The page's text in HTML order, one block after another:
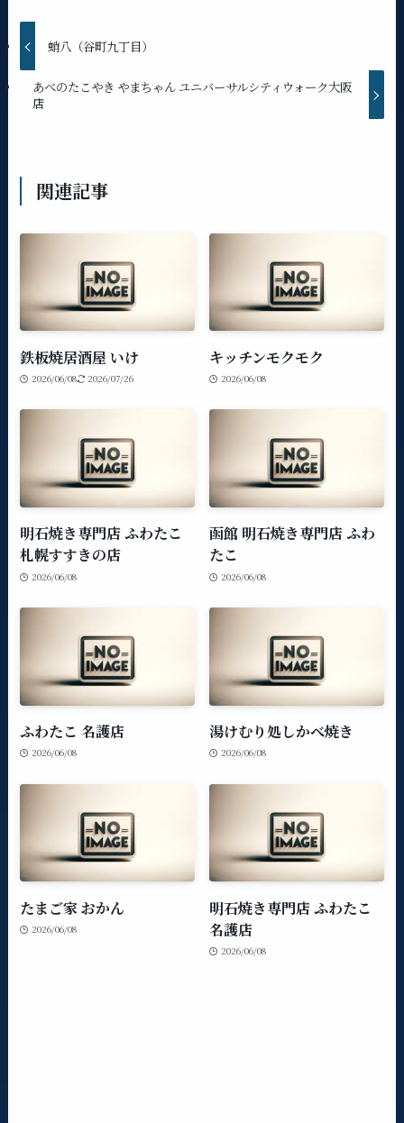
蛸八（谷町九丁目）
あべのたこやき やまちゃん ユニバーサルシティウォーク大阪
店
関連記事
鉄板焼居酒屋 いけ
2026/06/08 2026/07/26
キッチンモクモク
2026/06/08
明石焼き専門店 ふわたこ
札幌すすきの店
2026/06/08
函館 明石焼き専門店 ふわ
たこ
2026/06/08
ふわたこ 名護店
2026/06/08
湯けむり処しかべ焼き
2026/06/08
たまご家 おかん
2026/06/08
明石焼き専門店 ふわたこ
名護店
2026/06/08